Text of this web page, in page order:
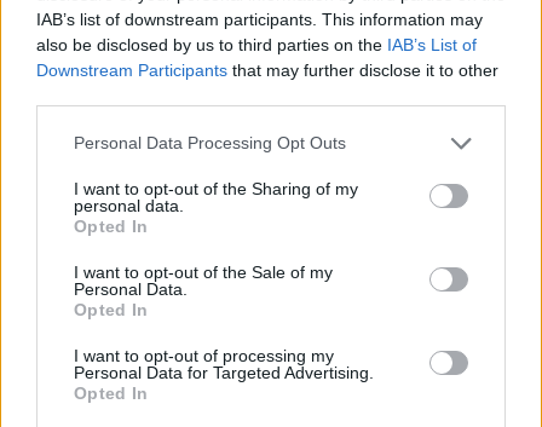
IAB’s list of downstream participants. This information may
also be disclosed by us to third parties on the IAB’s List of
Downstream Participants that may further disclose it to other
Please note that this website/app uses one or more Google
not limited to your visit or usage behaviour. You may click to
grant or deny consent to Google and its third-party tags to
use your data for below specified purposes in below Google
consent section.
Personal Data Processing Opt Outs
I want to opt-out of the Sharing of my
personal data.
Opted In
I want to opt-out of the Sale of my
Personal Data.
Opted In
I want to opt-out of processing my
Personal Data for Targeted Advertising.
Opted In
A gálaműsorhoz kapcsolódik a műfaj történetét
bemutató kiállítás, amely a sátor előterében a
meg, mintCorodini(Göndör Miklós) artista-bűvész,
Simon Tiborartista, Rodolfó(Gács Rezső) bűvész,
Eötvös Gábor, Weisz Nándor, Hortobágyi Károly
cirkuszművészek,Beketow Mátyás
idomár,
cirkuszigazgató valamint idősebb
megidézik a legendás művészek alakjait, a péntek
esti díszelőadás után pedig tűzijátékkal köszöntik a